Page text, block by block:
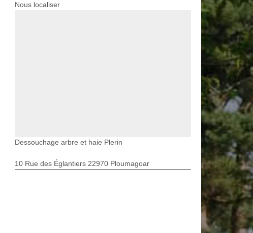
Nous localiser
Dessouchage arbre et haie Plerin
10 Rue des Églantiers 22970 Ploumagoar